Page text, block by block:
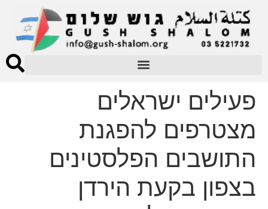
פעילים ישראלים
מצטרפים להפגנת
התושבים הפלסטינים
בצפון בקעת הירדן